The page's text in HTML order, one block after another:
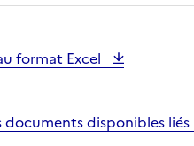
format Excel
documents disponibles